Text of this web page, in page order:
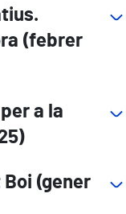
(febrer
a la
Boi (gener